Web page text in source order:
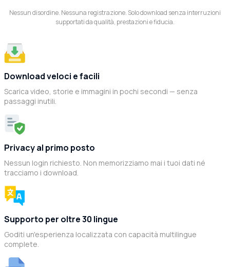
Nessun disordine. Nessuna registrazione. Solo download senza interruzioni
supportati da qualità, prestazioni e fiducia.
Download veloci e facili
Scarica video, storie e immagini in pochi secondi — senza
passaggi inutili.
Privacy al primo posto
Nessun login richiesto. Non memorizziamo mai i tuoi dati né
tracciamo i download.
Supporto per oltre 30 lingue
Goditi un'esperienza localizzata con capacità multilingue
complete.